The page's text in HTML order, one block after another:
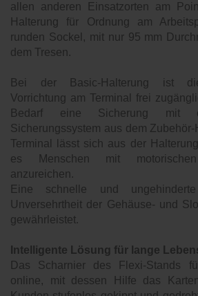
allen anderen Einsatzorten am
Halterung für Ordnung am
runden Sockel, mit nur 95 mm
dem Tresen.
Bei der Basic-Halterung ist
Vorrichtung am Terminal frei
Bedarf eine Sicherung mit
Sicherungssystem aus dem
Terminal lässt sich aus der
es Menschen mit motorischen
anzureichen.
Eine schnelle und
Unversehrtheit der Gehäuse- und
gewährleistet.
Intelligente Lösung für lange
Das Scharnier des Flexi-Stands
online, mit dessen Hilfe das